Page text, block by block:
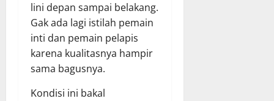
lini depan sampai belakang.
Gak ada lagi istilah pemain
inti dan pemain pelapis
karena kualitasnya hampir
sama bagusnya.
Kondisi ini bakal